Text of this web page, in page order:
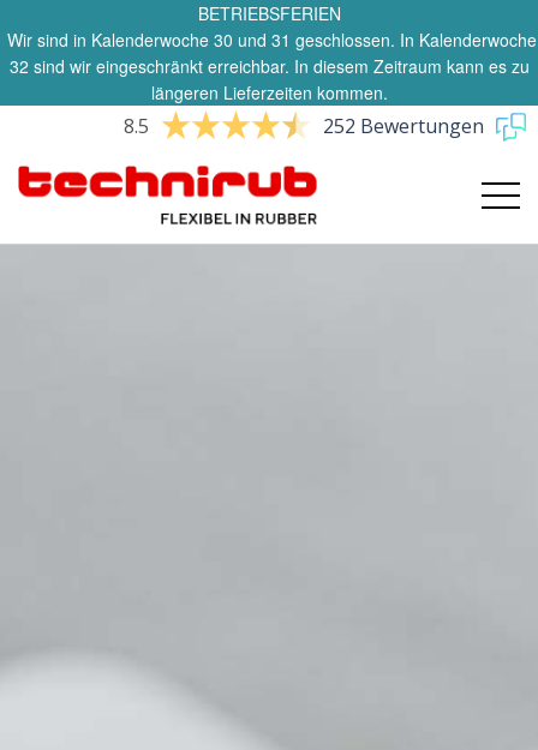
BETRIEBSFERIEN
Wir sind in Kalenderwoche 30 und 31 geschlossen. In Kalenderwoche
32 sind wir eingeschränkt erreichbar. In diesem Zeitraum kann es zu
längeren Lieferzeiten kommen.
8.5 252 Bewertungen